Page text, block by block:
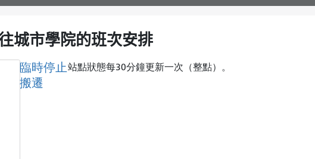
的
式
城市學院的班次安排
臨時停止
搬遷
站點狀態每30分鐘更新一次（整點）。